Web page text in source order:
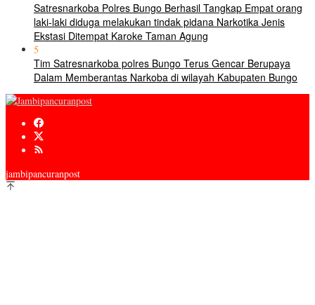
Satresnarkoba Polres Bungo Berhasil Tangkap Empat orang
laki-laki diduga melakukan tindak pidana Narkotika Jenis
Ekstasi Ditempat Karoke Taman Agung
5
Tim Satresnarkoba polres Bungo Terus Gencar Berupaya
Dalam Memberantas Narkoba di wilayah Kabupaten Bungo
jambipancuranpost